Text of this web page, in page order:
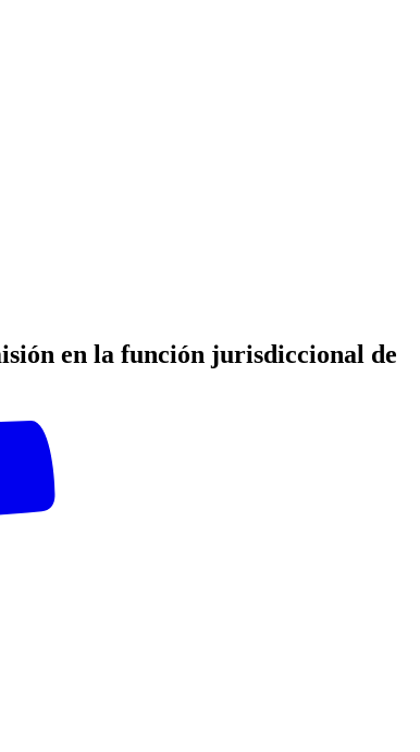
en la función jurisdiccional de